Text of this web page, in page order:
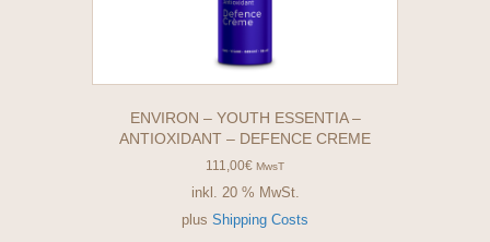
ENVIRON – YOUTH ESSENTIA –
ANTIOXIDANT – DEFENCE CREME
111,00€ MwsT
inkl. 20 % MwSt.
plus Shipping Costs